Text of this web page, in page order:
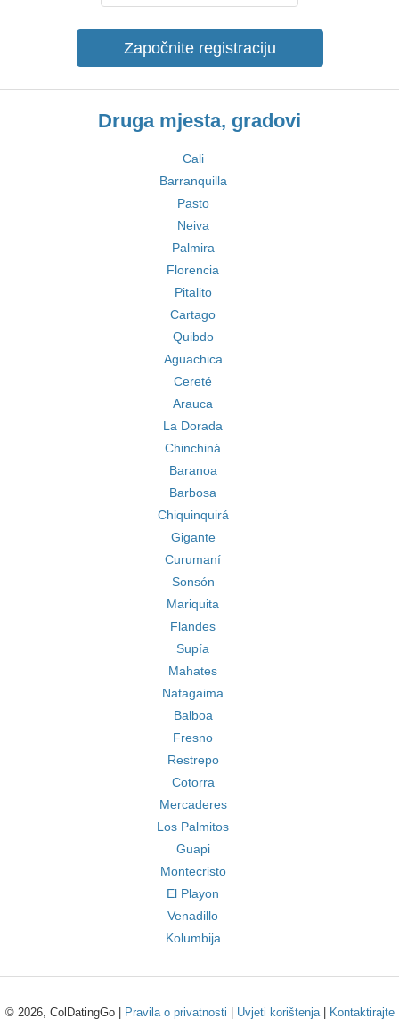
Započnite registraciju
Druga mjesta, gradovi
Cali
Barranquilla
Pasto
Neiva
Palmira
Florencia
Pitalito
Cartago
Quibdo
Aguachica
Cereté
Arauca
La Dorada
Chinchiná
Baranoa
Barbosa
Chiquinquirá
Gigante
Curumaní
Sonsón
Mariquita
Flandes
Supía
Mahates
Natagaima
Balboa
Fresno
Restrepo
Cotorra
Mercaderes
Los Palmitos
Guapi
Montecristo
El Playon
Venadillo
Kolumbija
© 2026, ColDatingGo | Pravila o privatnosti Uvjeti korištenja| Kontaktirajte